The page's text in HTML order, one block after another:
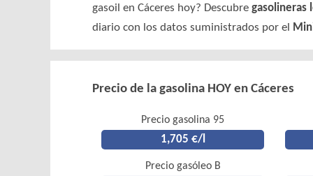
gasoil en Cáceres hoy? Descubre gasolineras
diario con los datos suministrados por el
Precio de la gasolina HOY en Cáceres
Precio gasolina 95
1,705 €/l
Precio gasóleo B